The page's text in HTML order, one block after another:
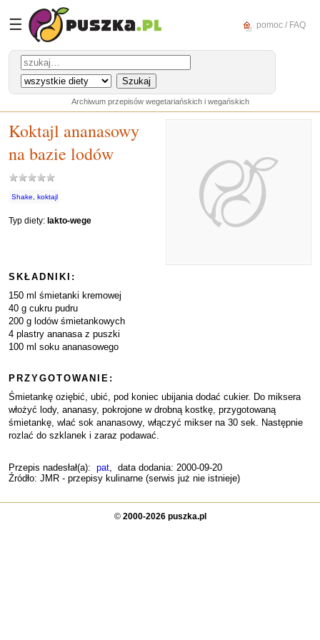
☰ pomoc / FAQ
Archiwum przepisów wegetariańskich i wegańskich
Koktajl ananasowy
na bazie lodów
Shake, koktajl
Typ diety: lakto-wege
SKŁADNIKI:
150 ml śmietanki kremowej
40 g cukru pudru
200 g lodów śmietankowych
4 plastry ananasa z puszki
100 ml soku ananasowego
PRZYGOTOWANIE:
Śmietankę oziębić, ubić, pod koniec ubijania dodać cukier. Do miksera
włożyć lody, ananasy, pokrojone w drobną kostkę, przygotowaną
śmietankę, wlać sok ananasowy, włączyć mikser na 30 sek. Następnie
rozlać do szklanek i zaraz podawać.
Przepis nadesłał(a): pat, data dodania: 2000-09-20
Źródło: JMR - przepisy kulinarne (serwis już nie istnieje)
© 2000-2026 puszka.pl